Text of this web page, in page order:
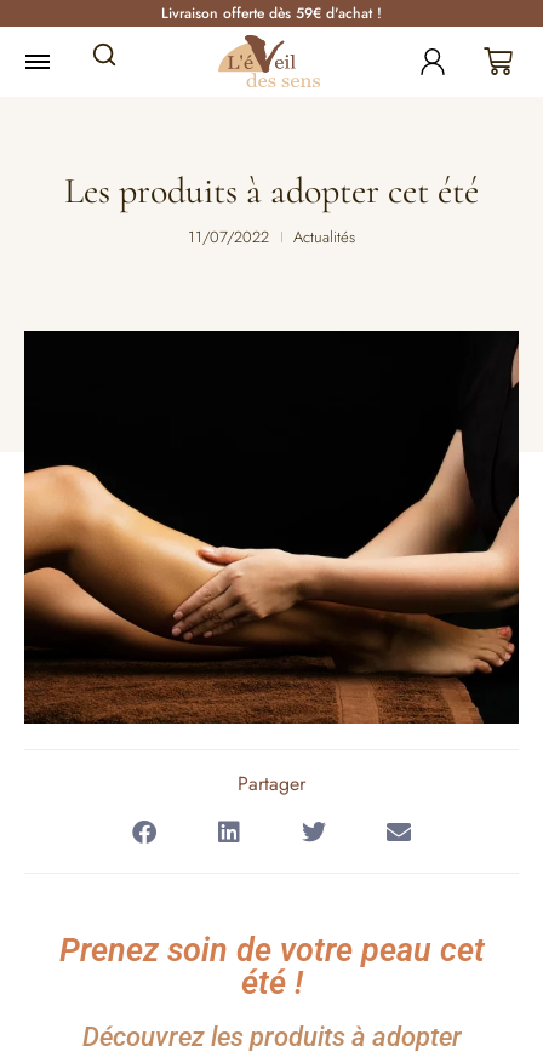
Livraison offerte dès 59€ d'achat !
Les produits à adopter cet été
11/07/2022 Actualités
Partager
Prenez soin de votre peau cet
été !
Découvrez les produits à adopter